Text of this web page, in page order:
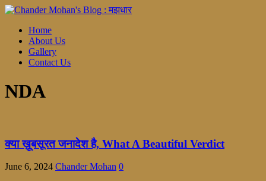
Home
About Us
Gallery
Contact Us
NDA
क्या ख़ूबसूरत जनादेश है, What A Beautiful Verdict
June 6, 2024 Chander Mohan 0